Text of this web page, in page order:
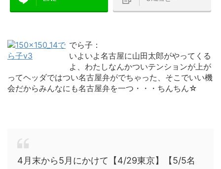
でら子：
いよいよ名古屋に山田太郎がやってくる
よ、わたしなんかついテンションが上が
ってヘッダではつい名古屋弁がでちゃった、そこでいい機
会だからみんなにも名古屋弁を一つ・・・ちんちん☆
4月末から5月にかけて【4/29東京】【5/5名